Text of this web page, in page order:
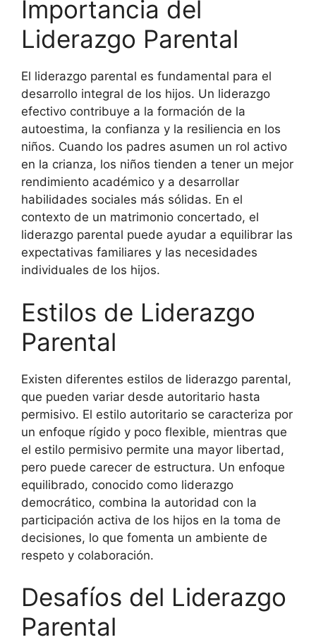
Importancia del
Liderazgo Parental
El liderazgo parental es fundamental para el
desarrollo integral de los hijos. Un liderazgo
efectivo contribuye a la formación de la
autoestima, la confianza y la resiliencia en los
niños. Cuando los padres asumen un rol activo
en la crianza, los niños tienden a tener un mejor
rendimiento académico y a desarrollar
habilidades sociales más sólidas. En el
contexto de un matrimonio concertado, el
liderazgo parental puede ayudar a equilibrar las
expectativas familiares y las necesidades
individuales de los hijos.
Estilos de Liderazgo
Parental
Existen diferentes estilos de liderazgo parental,
que pueden variar desde autoritario hasta
permisivo. El estilo autoritario se caracteriza por
un enfoque rígido y poco flexible, mientras que
el estilo permisivo permite una mayor libertad,
pero puede carecer de estructura. Un enfoque
equilibrado, conocido como liderazgo
democrático, combina la autoridad con la
participación activa de los hijos en la toma de
decisiones, lo que fomenta un ambiente de
respeto y colaboración.
Desafíos del Liderazgo
Parental